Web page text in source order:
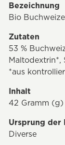
Bezeichnung
Bio
Zutaten
53 %
Maltodextrin*,
*aus
Inhalt
42 Gramm (g)
Ursprung der
Diverse